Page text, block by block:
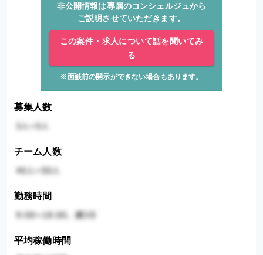
非公開情報は専属のコンシェルジュから
ご説明させていただきます。
この案件・求人について話を聞いてみ
る
※面談前の開示ができない場合もあります。
募集人数
チーム人数
勤務時間
平均稼働時間